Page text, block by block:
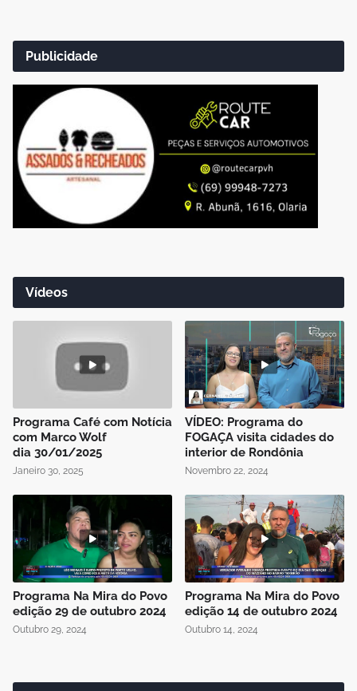
Publicidade
Vídeos
Programa Café com Notícia
com Marco Wolf
dia 30/01/2025
Janeiro 30, 2025
VÍDEO: Programa do
FOGAÇA visita cidades do
interior de Rondônia
Novembro 22, 2024
Programa Na Mira do Povo
edição 29 de outubro 2024
Outubro 29, 2024
Programa Na Mira do Povo
edição 14 de outubro 2024
Outubro 14, 2024